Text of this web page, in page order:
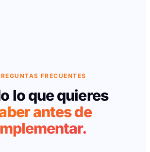
FRECUENTES
lo que quieres
antes de